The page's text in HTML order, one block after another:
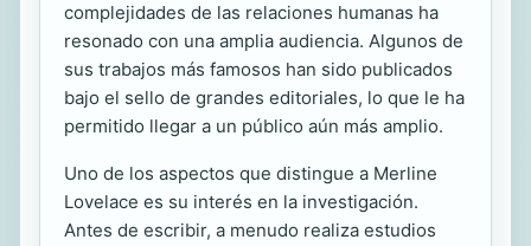
complejidades de las relaciones humanas ha
resonado con una amplia audiencia. Algunos de
sus trabajos más famosos han sido publicados
bajo el sello de grandes editoriales, lo que le ha
permitido llegar a un público aún más amplio.
Uno de los aspectos que distingue a Merline
Lovelace es su interés en la investigación.
Antes de escribir, a menudo realiza estudios